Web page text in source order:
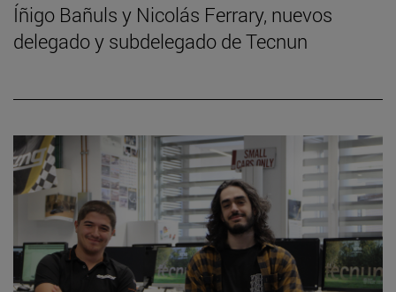
Íñigo Bañuls y Nicolás Ferrary, nuevos
delegado y subdelegado de Tecnun